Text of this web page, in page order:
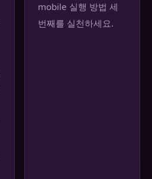
mobile 실행 방법 세
번째를 실천하세요.